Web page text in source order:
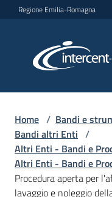
Vai al contenuto
Vai alla navigazione
Vai al footer
Regione Emilia-Romagna
per
L'Agenzia
Home / Bandi e
Bandi altri Enti /
Altri Enti - Bandi e
Altri Enti - Bandi e
Procedura aperta per
lavaggio e noleggio